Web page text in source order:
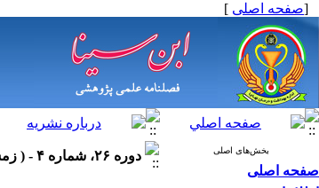
[صفحه اصلی ]
بخش‌های اصلی
صفحه اصلی
دوره ۲۶، شماره ۴ - ( زمستان ۱۴۰۳ )